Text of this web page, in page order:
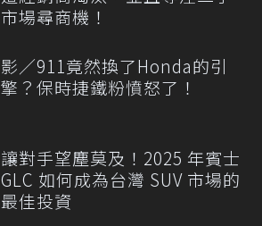
市場尋商機！
影／911竟然換了Honda的引
擎？保時捷鐵粉憤怒了！
讓對手望塵莫及！2025 年賓士
GLC 如何成為台灣 SUV 市場的
最佳投資